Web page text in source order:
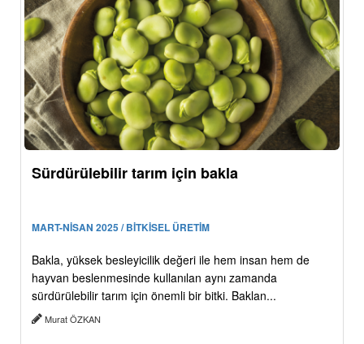
Sürdürülebilir tarım için bakla
MART-NİSAN 2025 / BİTKİSEL ÜRETİM
Bakla, yüksek besleyicilik değeri ile hem insan hem de
hayvan beslenmesinde kullanılan aynı zamanda
sürdürülebilir tarım için önemli bir bitki. Baklan...
Murat ÖZKAN